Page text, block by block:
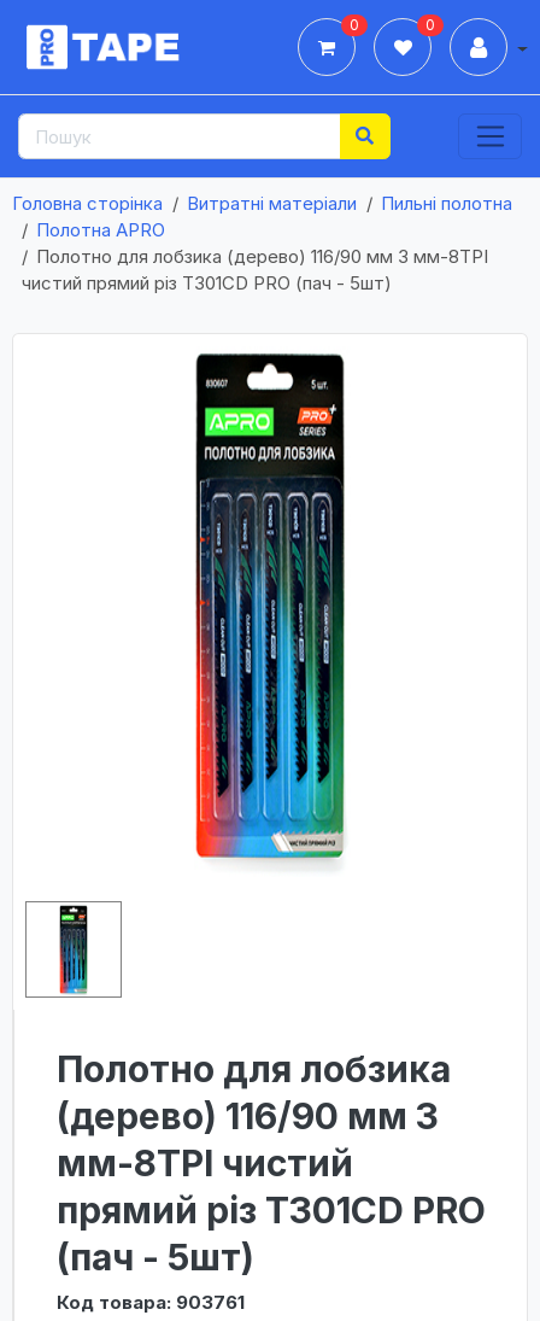
0 0
Головна сторінка Витратні матеріали
Пильні полотна
Полотна APRO
Полотно для лобзика (дерево) 116/90 мм 3 мм-8TPI
чистий прямий різ T301CD PRO (пач - 5шт)
Полотно для лобзика
(дерево) 116/90 мм 3
мм-8TPI чистий
прямий різ T301CD PRO
(пач - 5шт)
Код товара: 903761